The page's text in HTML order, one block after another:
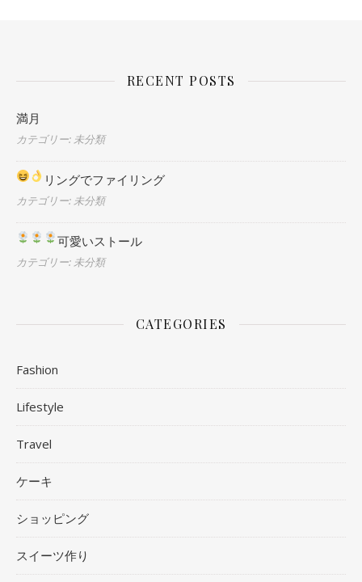
RECENT POSTS
満月
カテゴリー: 未分類
リングでファイリング
カテゴリー: 未分類
可愛いストール
カテゴリー: 未分類
CATEGORIES
Fashion
Lifestyle
Travel
ケーキ
ショッピング
スイーツ作り